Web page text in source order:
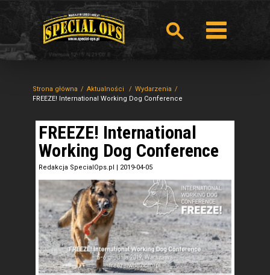
Strona główna Aktualności
Wydarzenia
FREEZE! International Working Dog Conference
FREEZE! International
Working Dog Conference
Redakcja SpecialOps.pl | 2019-04-05